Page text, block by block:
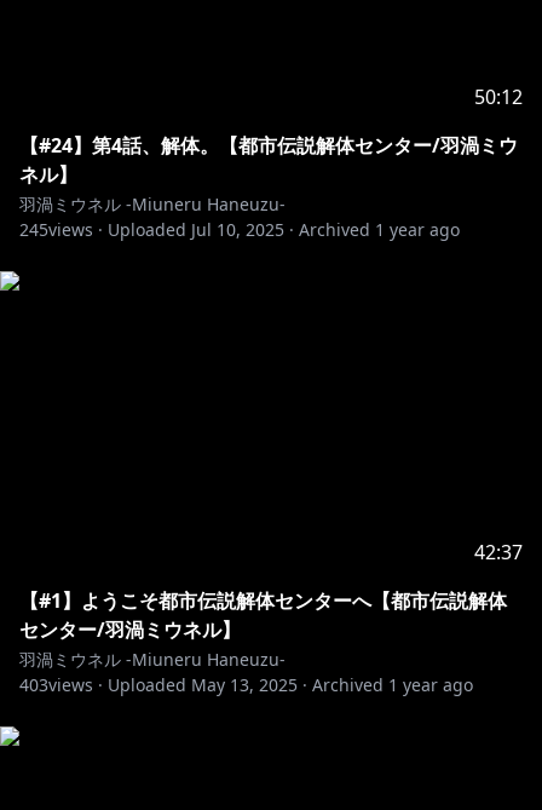
Illust✿https://twitter.com/chie_rico
Live2D✿https://twitter.com/Amatoko85
･･･････････････････････････････
50:12
【#24】第4話、解体。【都市伝説解体センター/羽渦ミウ
ネル】
羽渦ミウネル -Miuneru Haneuzu-
245views · Uploaded Jul 10, 2025 · Archived 1 year ago
42:37
【#1】ようこそ都市伝説解体センターへ【都市伝説解体
センター/羽渦ミウネル】
羽渦ミウネル -Miuneru Haneuzu-
403views · Uploaded May 13, 2025 · Archived 1 year ago